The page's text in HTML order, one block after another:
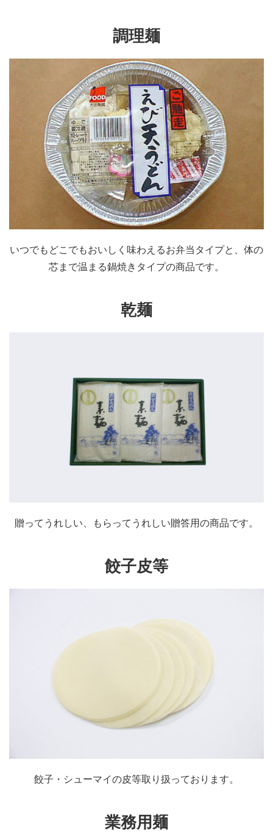
調理麺
いつでもどこでもおいしく味わえるお弁当タイプと、体の
芯まで温まる鍋焼きタイプの商品です。
乾麺
贈ってうれしい、もらってうれしい贈答用の商品です。
餃子皮等
餃子・シューマイの皮等取り扱っております。
業務用麺